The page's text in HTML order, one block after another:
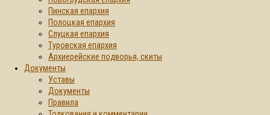
Пинская епархия
Полоцкая епархия
Слуцкая епархия
Туровская епархия
Архиерейские подворья, скиты
Документы
Уставы
Документы
Правила